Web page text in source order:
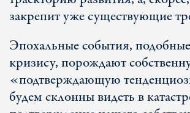
закрепит уже существующие
Эпохальные события,
кризису, порождают
«подтверждающую
будем склонны видеть в